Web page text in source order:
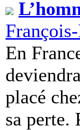
En
placé
sa perte.